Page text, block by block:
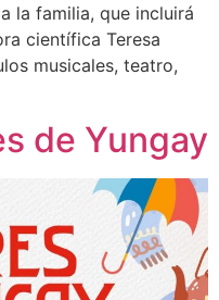
la familia, que incluirá
científica Teresa
musicales, teatro,
de Yungay